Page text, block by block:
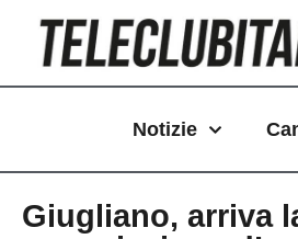
contenuto
Notizie
Giugliano, arriva